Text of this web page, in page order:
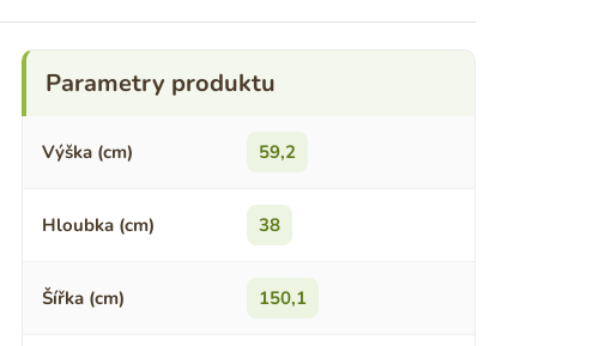
Výška (cm) 59,2
Hloubka (cm) 38
Šířka (cm) 150,1